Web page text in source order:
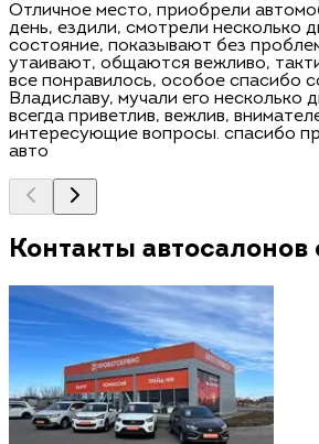
Отличное место, приобрели
день, ездили, смотрели несколько
состояние, показывают без
утаивают, общаются вежливо,
все понравилось, особое спасибо
Владиславу, мучали его несколько
всегда приветлив, вежлив,
интересующие вопросы. спасибо
авто
Контакты автосалонов